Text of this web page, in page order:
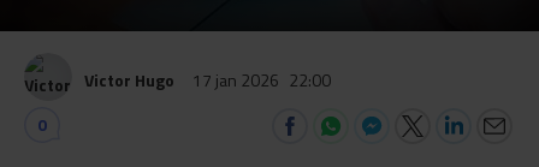
Victor Hugo 17 jan 2026 22:00
0